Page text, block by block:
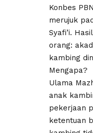
Konbes
merujuk
Syafi’i.
orang:
kambing
Mengapa?
Ulama
anak
pekerjaan
ketentuan